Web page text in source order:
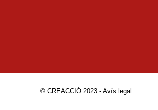
© CREACCIÓ 2023 - Avís legal